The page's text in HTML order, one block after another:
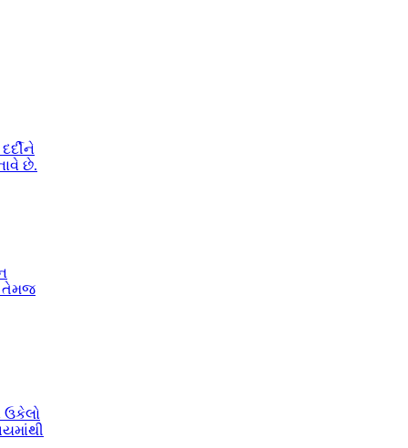
છે.
તેમજ
ઉકેલો